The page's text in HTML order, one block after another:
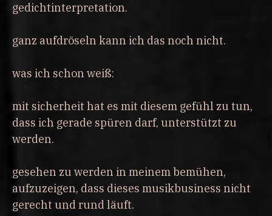
gedichtinterpretation.
ganz aufdröseln kann ich das noch nicht.
was ich schon weiß:
mit sicherheit hat es mit diesem gefühl zu tun,
dass ich gerade spüren darf, unterstützt zu
werden.
gesehen zu werden in meinem bemühen,
aufzuzeigen, dass dieses musikbusiness nicht
gerecht und rund läuft.